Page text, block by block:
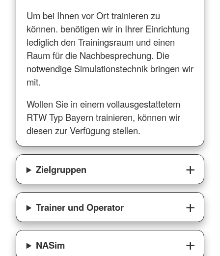
Um bei Ihnen vor Ort trainieren zu
können. benötigen wir in Ihrer Einrichtung
lediglich den Trainingsraum und einen
Raum für die Nachbesprechung. Die
notwendige Simulationstechnik bringen wir
mit.
Wollen Sie in einem vollausgestattetem
RTW Typ Bayern trainieren, können wir
diesen zur Verfügung stellen.
Zielgruppen
Trainer und Operator
NASim